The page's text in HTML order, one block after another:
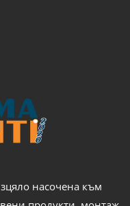
насочена към